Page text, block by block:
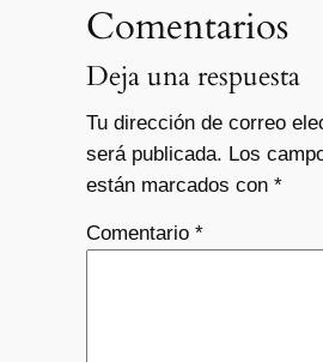
Comentarios
Deja una respuesta
Tu dirección de correo
será publicada. Los
están marcados con *
Comentario *